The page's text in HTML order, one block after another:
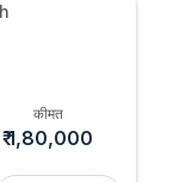
कीमत
₹ 1,80,000